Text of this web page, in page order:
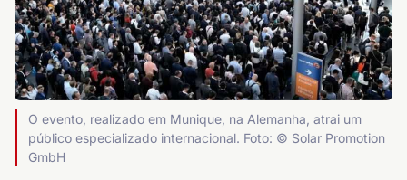
O evento, realizado em Munique, na Alemanha, atrai um
público especializado internacional. Foto: © Solar Promotion
GmbH